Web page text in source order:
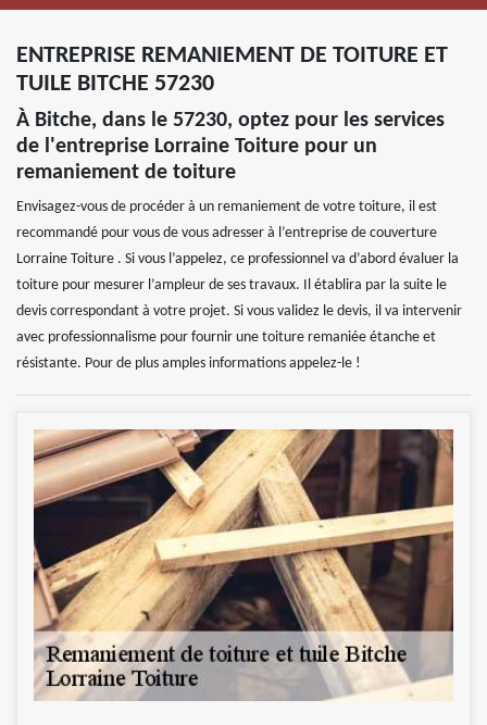
ENTREPRISE REMANIEMENT DE TOITURE ET
TUILE BITCHE 57230
À Bitche, dans le 57230, optez pour les services
de l'entreprise Lorraine Toiture pour un
remaniement de toiture
Envisagez-vous de procéder à un remaniement de votre toiture, il est
recommandé pour vous de vous adresser à l’entreprise de couverture
Lorraine Toiture . Si vous l’appelez, ce professionnel va d’abord évaluer la
toiture pour mesurer l’ampleur de ses travaux. Il établira par la suite le
devis correspondant à votre projet. Si vous validez le devis, il va intervenir
avec professionnalisme pour fournir une toiture remaniée étanche et
résistante. Pour de plus amples informations appelez-le !